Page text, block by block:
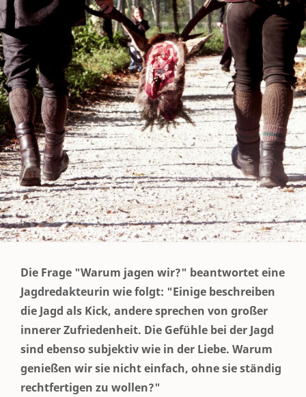
Die Frage "Warum jagen wir?" beantwortet eine
Jagdredakteurin wie folgt: "Einige beschreiben
die Jagd als Kick, andere sprechen von großer
innerer Zufriedenheit. Die Gefühle bei der Jagd
sind ebenso subjektiv wie in der Liebe. Warum
genießen wir sie nicht einfach, ohne sie ständig
rechtfertigen zu wollen?"